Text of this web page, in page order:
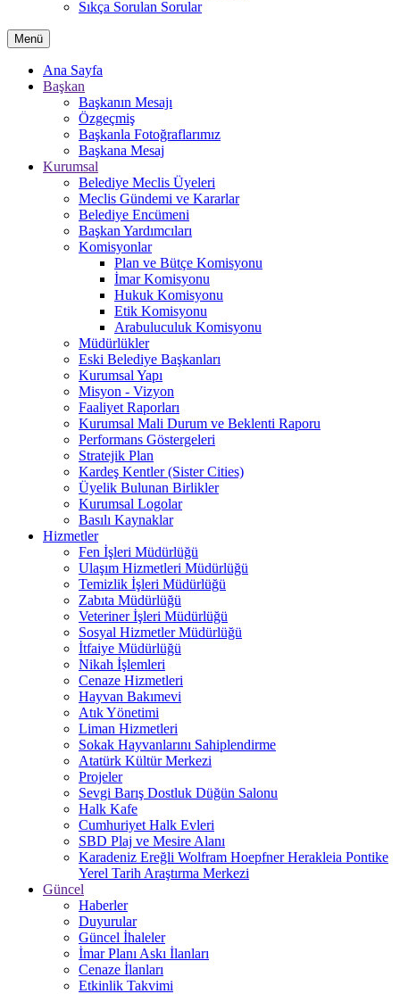
Sıkça Sorulan Sorular
Menü
Ana Sayfa
Başkan
Başkanın Mesajı
Özgeçmiş
Başkanla Fotoğraflarımız
Başkana Mesaj
Kurumsal
Belediye Meclis Üyeleri
Meclis Gündemi ve Kararlar
Belediye Encümeni
Başkan Yardımcıları
Komisyonlar
Plan ve Bütçe Komisyonu
İmar Komisyonu
Hukuk Komisyonu
Etik Komisyonu
Arabuluculuk Komisyonu
Müdürlükler
Eski Belediye Başkanları
Kurumsal Yapı
Misyon - Vizyon
Faaliyet Raporları
Kurumsal Mali Durum ve Beklenti Raporu
Performans Göstergeleri
Stratejik Plan
Kardeş Kentler (Sister Cities)
Üyelik Bulunan Birlikler
Kurumsal Logolar
Basılı Kaynaklar
Hizmetler
Fen İşleri Müdürlüğü
Ulaşım Hizmetleri Müdürlüğü
Temizlik İşleri Müdürlüğü
Zabıta Müdürlüğü
Veteriner İşleri Müdürlüğü
Sosyal Hizmetler Müdürlüğü
İtfaiye Müdürlüğü
Nikah İşlemleri
Cenaze Hizmetleri
Hayvan Bakımevi
Atık Yönetimi
Liman Hizmetleri
Sokak Hayvanlarını Sahiplendirme
Atatürk Kültür Merkezi
Projeler
Sevgi Barış Dostluk Düğün Salonu
Halk Kafe
Cumhuriyet Halk Evleri
SBD Plaj ve Mesire Alanı
Karadeniz Ereğli Wolfram Hoepfner Herakleia Pontike
Yerel Tarih Araştırma Merkezi
Güncel
Haberler
Duyurular
Güncel İhaleler
İmar Planı Askı İlanları
Cenaze İlanları
Etkinlik Takvimi